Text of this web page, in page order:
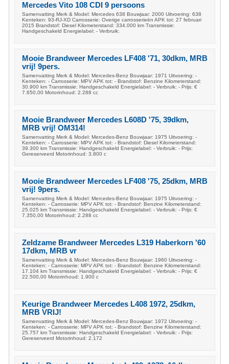
Mercedes Vito 108 CDI 9 persoons
Samenvatting Merk & Model: Mercedes 638 Bouwjaar: 2000 Uitvoering: 638
Kenteken: 93-RJ-XD Carrosserie: Overige carrosserieën APK tot: 27 februari
2015 Brandstof: Diesel Kilometerstand: 334.000 km Transmissie:
Handgeschakeld Energielabel: - Verbruik:
Mooie Brandweer Mercedes LF408 '71, 30dkm, MRB
vrij! 9pers.
Samenvatting Merk & Model: Mercedes-Benz Bouwjaar: 1971 Uitvoering: -
Kenteken: - Carrosserie: MPV APK tot: - Brandstof: Benzine Kilometerstand:
30.900 km Transmissie: Handgeschakeld Energielabel: - Verbruik: - Prijs: €
7.650,00 Motorinhoud: 2.288 cc
Mooie Brandweer Mercedes L608D '75, 39dkm,
MRB vrij! OM314!
Samenvatting Merk & Model: Mercedes-Benz Bouwjaar: 1975 Uitvoering: -
Kenteken: - Carrosserie: MPV APK tot: - Brandstof: Diesel Kilometerstand:
39.300 km Transmissie: Handgeschakeld Energielabel: - Verbruik: - Prijs:
Gereserveerd Motorinhoud: 3.800 c
Mooie Brandweer Mercedes LF408 '75, 25dkm, MRB
vrij! 9pers.
Samenvatting Merk & Model: Mercedes-Benz Bouwjaar: 1975 Uitvoering: -
Kenteken: - Carrosserie: MPV APK tot: - Brandstof: Benzine Kilometerstand:
25.025 km Transmissie: Handgeschakeld Energielabel: - Verbruik: - Prijs: €
7.350,00 Motorinhoud: 2.288 cc
Zeldzame Brandweer Mercedes L319 Haberkorn '60
17dkm, MRB vr
Samenvatting Merk & Model: Mercedes-Benz Bouwjaar: 1960 Uitvoering: -
Kenteken: - Carrosserie: MPV APK tot: - Brandstof: Benzine Kilometerstand:
17.104 km Transmissie: Handgeschakeld Energielabel: - Verbruik: - Prijs: €
22.500,00 Motorinhoud: 1.900 c
Keurige Brandweer Mercedes L408 1972, 25dkm,
MRB VRIJ!
Samenvatting Merk & Model: Mercedes-Benz Bouwjaar: 1972 Uitvoering: -
Kenteken: - Carrosserie: MPV APK tot: - Brandstof: Benzine Kilometerstand:
25.757 km Transmissie: Handgeschakeld Energielabel: - Verbruik: - Prijs:
Gereserveerd Motorinhoud: 2.172